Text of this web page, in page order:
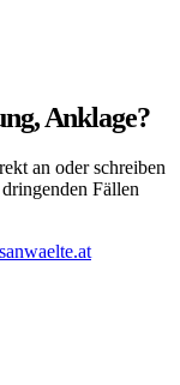
Anklage?
an oder schreiben
Fällen